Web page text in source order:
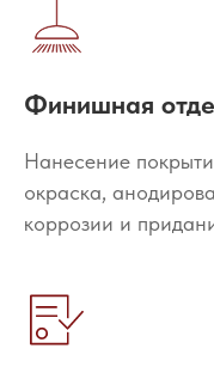
Финишная
Нанесение
окраска,
коррозии и